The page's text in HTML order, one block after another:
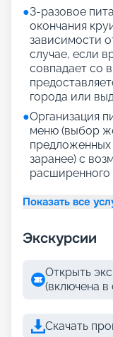
●3-разовое
окончания
зависимости
случае, если
совпадает со
города или
●Организация
меню (выбор
заранее) с
расширенного
Показать все
Экскурсии
Открыть
(включена в
Скачать